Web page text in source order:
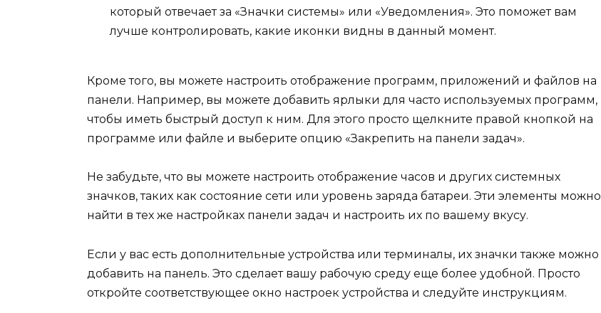
который отвечает за «Значки системы» или «Уведомления». Это поможет вам
лучше контролировать, какие иконки видны в данный момент.
Кроме того, вы можете настроить отображение программ, приложений и файлов на
панели. Например, вы можете добавить ярлыки для часто используемых программ,
чтобы иметь быстрый доступ к ним. Для этого просто щелкните правой кнопкой на
программе или файле и выберите опцию «Закрепить на панели задач».
Не забудьте, что вы можете настроить отображение часов и других системных
значков, таких как состояние сети или уровень заряда батареи. Эти элементы можно
найти в тех же настройках панели задач и настроить их по вашему вкусу.
Если у вас есть дополнительные устройства или терминалы, их значки также можно
добавить на панель. Это сделает вашу рабочую среду еще более удобной. Просто
откройте соответствующее окно настроек устройства и следуйте инструкциям.